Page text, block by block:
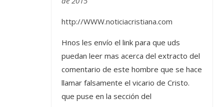
http://WWW.noticiacristiana.com
Hnos les envío el link para que uds
puedan leer mas acerca del extracto del
comentario de este hombre que se hace
llamar falsamente el vicario de Cristo.
que puse en la sección del